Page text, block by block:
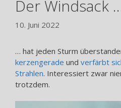
Der Windsack
10. Juni 2022
… hat jeden Sturm
kerzengerade und verfärbt
Strahlen. Interessiert zwar
trotzdem.